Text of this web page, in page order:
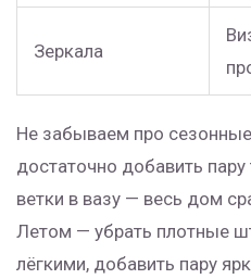
Зеркала
Не забываем про
достаточно добавить
ветки в вазу — весь дом
Летом — убрать плотные
лёгкими, добавить пару